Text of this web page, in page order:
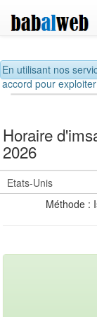
En utilisant nos
accord pour
Horaire
2026
Méthode :